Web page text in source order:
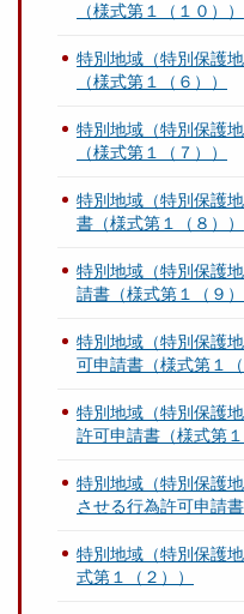
（様式第１（１０））
特別地域（特別保護
（様式第１（６））
特別地域（特別保護
（様式第１（７））
特別地域（特別保護
書（様式第１（８））
特別地域（特別保護
請書（様式第１（９）
特別地域（特別保護
可申請書（様式第１（
特別地域（特別保護
許可申請書（様式第１
特別地域（特別保護
させる行為許可申請
特別地域（特別保護
式第１（２））